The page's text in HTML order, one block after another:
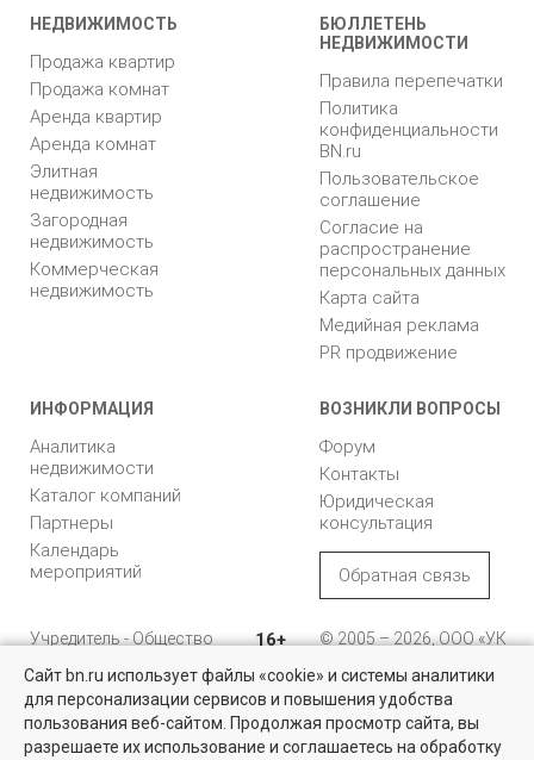
НЕДВИЖИМОСТЬ
Продажа квартир
Продажа комнат
Аренда квартир
Аренда комнат
Элитная
недвижимость
Загородная
недвижимость
Коммерческая
недвижимость
БЮЛЛЕТЕНЬ
НЕДВИЖИМОСТИ
Правила перепечатки
Политика
конфиденциальности
BN.ru
Пользовательское
соглашение
Согласие на
распространение
персональных данных
Карта сайта
Медийная реклама
PR продвижение
ИНФОРМАЦИЯ
Аналитика
недвижимости
Каталог компаний
Партнеры
Календарь
мероприятий
ВОЗНИКЛИ ВОПРОСЫ
Форум
Контакты
Юридическая
консультация
Обратная связь
Учредитель - Общество
ответственностью
"Управляющая
компания "Бюллетень
недвижимости"
16+
© 2005 – 2026, ООО «УК
196105, Санкт-
Петербург, пр. Юрия
Гагарина, 1
Сайт bn.ru использует файлы «cookie» и системы аналитики
для персонализации сервисов и повышения удобства
пользования веб-сайтом. Продолжая просмотр сайта, вы
разрешаете их использование и соглашаетесь на обработку